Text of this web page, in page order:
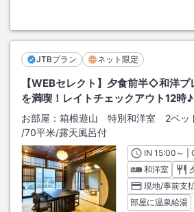
JTBプラン ネット限定
【WEBセレクト】夕食前半◇和洋プ
を満喫！レイトチェックアウト12時♪
お部屋： 箱根遊山 特別和洋室 2ベ
/70平米/露天風呂付
INチェック
15:00 ～ |
和洋室
現地/事前支
部屋に温泉給湯